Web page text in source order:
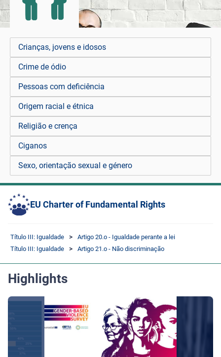
Crianças, jovens e idosos
Crime de ódio
Pessoas com deficiência
Origem racial e étnica
Religião e crença
Ciganos
Sexo, orientação sexual e género
EU Charter of Fundamental Rights
Título III: Igualdade
Artigo 20.o - Igualdade perante a lei
Título III: Igualdade
Artigo 21.o - Não discriminação
Highlights